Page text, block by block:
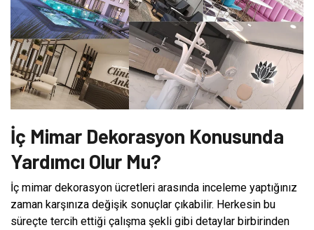
İç Mimar Dekorasyon Konusunda
Yardımcı Olur Mu?
İç mimar dekorasyon ücretleri arasında inceleme yaptığınız
zaman karşınıza değişik sonuçlar çıkabilir. Herkesin bu
süreçte tercih ettiği çalışma şekli gibi detaylar birbirinden